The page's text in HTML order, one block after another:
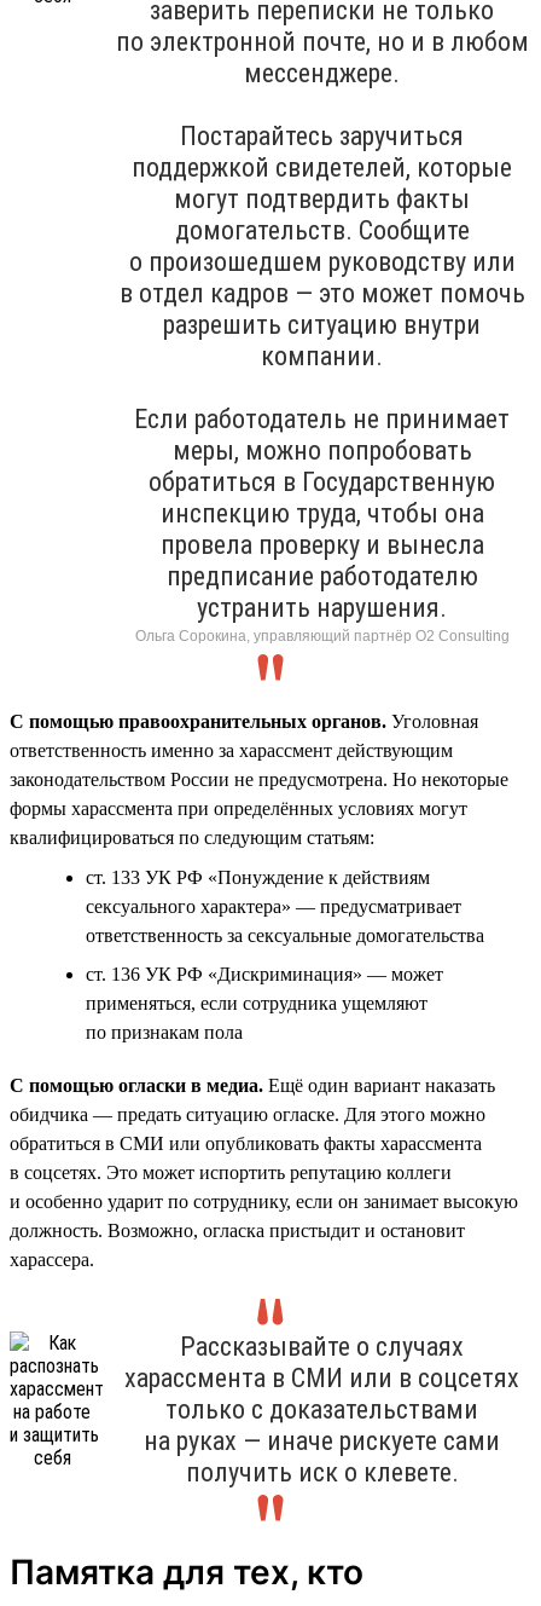
заверить переписки не только
по электронной почте, но и в любом
мессенджере.
Постарайтесь заручиться
поддержкой свидетелей, которые
могут подтвердить факты
домогательств. Сообщите
о произошедшем руководству или
в отдел кадров — это может помочь
разрешить ситуацию внутри
компании.
Если работодатель не принимает
меры, можно попробовать
обратиться в Государственную
инспекцию труда, чтобы она
провела проверку и вынесла
предписание работодателю
устранить нарушения.
Ольга Сорокина, управляющий партнёр О2 Consulting
С помощью правоохранительных органов. Уголовная
ответственность именно за харассмент действующим
законодательством России не предусмотрена. Но некоторые
формы харассмента при определённых условиях могут
квалифицироваться по следующим статьям:
ст. 133 УК РФ «Понуждение к действиям
сексуального характера» — предусматривает
ответственность за сексуальные домогательства
ст. 136 УК РФ «Дискриминация» — может
применяться, если сотрудника ущемляют
по признакам пола
С помощью огласки в медиа. Ещё один вариант наказать
обидчика — предать ситуацию огласке. Для этого можно
обратиться в СМИ или опубликовать факты харассмента
в соцсетях. Это может испортить репутацию коллеги
и особенно ударит по сотруднику, если он занимает высокую
должность. Возможно, огласка пристыдит и остановит
харассера.
Рассказывайте о случаях
харассмента в СМИ или в соцсетях
только с доказательствами
на руках — иначе рискуете сами
получить иск о клевете.
Памятка для тех, кто